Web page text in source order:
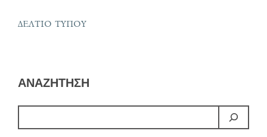
ΔΕΛΤΙΟ ΤΥΠΟΥ
ΑΝΑΖΗΤΗΣΗ